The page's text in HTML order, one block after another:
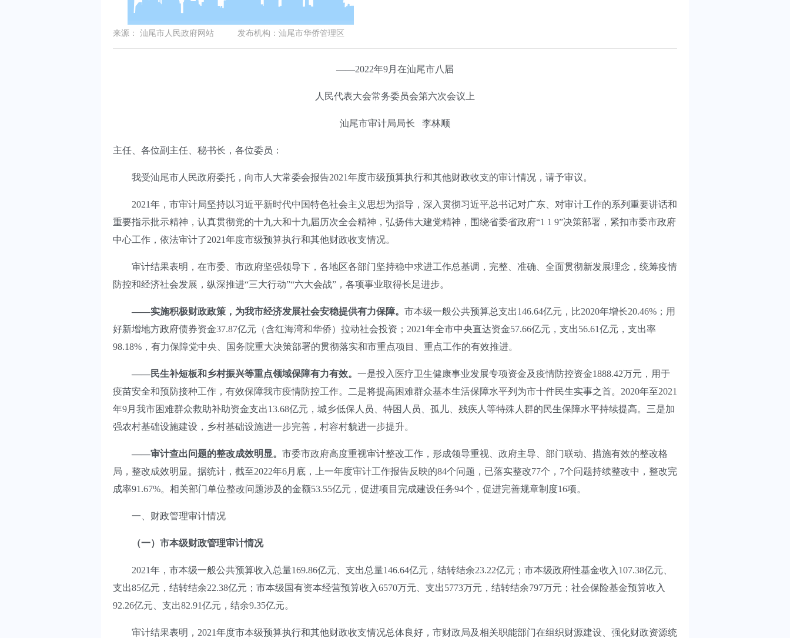
来源： 汕尾市人民政府网站 发布机构： 汕尾市华侨管理区
——2022年9月在汕尾市八届
人民代表大会常务委员会第六次会议上
汕尾市审计局局长 李林顺
主任、各位副主任、秘书长，各位委员：
我受汕尾市人民政府委托，向市人大常委会报告2021年度市级预算执行和其他财政收支的审计情况，请予审议。
2021年，市审计局坚持以习近平新时代中国特色社会主义思想为指导，深入贯彻习近平总书记对广东、对审计工作的系列重要讲话和
重要指示批示精神，认真贯彻党的十九大和十九届历次全会精神，弘扬伟大建党精神，围绕省委省政府“1 1 9”决策部署，紧扣市委市政府
中心工作，依法审计了2021年度市级预算执行和其他财政收支情况。
审计结果表明，在市委、市政府坚强领导下，各地区各部门坚持稳中求进工作总基调，完整、准确、全面贯彻新发展理念，统筹疫情
防控和经济社会发展，纵深推进“三大行动”“六大会战”，各项事业取得长足进步。
——实施积极财政政策，为我市经济发展社会安稳提供有力保障。 市本级一般公共预算总支出146.64亿元，比2020年增长20.46%；用
好新增地方政府债券资金37.87亿元（含红海湾和华侨）拉动社会投资；2021年全市中央直达资金57.66亿元，支出56.61亿元，支出率
98.18%，有力保障党中央、国务院重大决策部署的贯彻落实和市重点项目、重点工作的有效推进。
——民生补短板和乡村振兴等重点领域保障有力有效。 一是投入医疗卫生健康事业发展专项资金及疫情防控资金1888.42万元，用于
疫苗安全和预防接种工作，有效保障我市疫情防控工作。二是将提高困难群众基本生活保障水平列为市十件民生实事之首。2020年至2021
年9月我市困难群众救助补助资金支出13.68亿元，城乡低保人员、特困人员、孤儿、残疾人等特殊人群的民生保障水平持续提高。三是加
强农村基础设施建设，乡村基础设施进一步完善，村容村貌进一步提升。
——审计查出问题的整改成效明显。 市委市政府高度重视审计整改工作，形成领导重视、政府主导、部门联动、措施有效的整改格
局，整改成效明显。据统计，截至2022年6月底，上一年度审计工作报告反映的84个问题，已落实整改77个，7个问题持续整改中，整改完
成率91.67%。相关部门单位整改问题涉及的金额53.55亿元，促进项目完成建设任务94个，促进完善规章制度16项。
一、财政管理审计情况
（一）市本级财政管理审计情况
2021年，市本级一般公共预算收入总量169.86亿元、支出总量146.64亿元，结转结余23.22亿元；市本级政府性基金收入107.38亿元、
支出85亿元，结转结余22.38亿元；市本级国有资本经营预算收入6570万元、支出5773万元，结转结余797万元；社会保险基金预算收入
92.26亿元、支出82.91亿元，结余9.35亿元。
审计结果表明，2021年度市本级预算执行和其他财政收支情况总体良好，市财政局及相关职能部门在组织财源建设、强化财政资源统